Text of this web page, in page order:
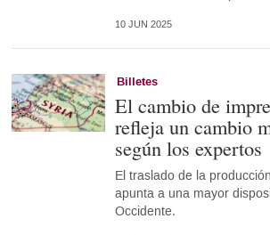
10 JUN 2025
Billetes
El cambio de
refleja un cambio
según los expertos
El traslado de la
apunta a una mayor
Occidente.